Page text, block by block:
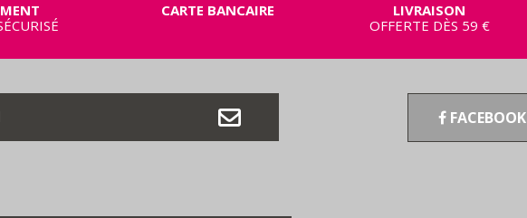
CARTE BANCAIRE
LIVRAISON
OFFERTE DÈS 59 €
FACEBOOK